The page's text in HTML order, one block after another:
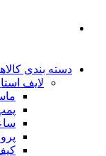
دسته بندی
لایف